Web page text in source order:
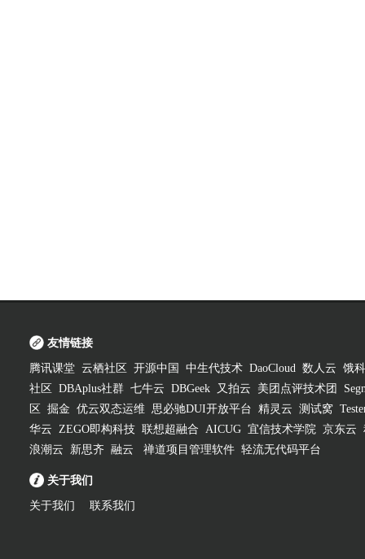
友情链接
腾讯课堂 云栖社区 开源中国 中生代技术 DaoCloud 数人云 饿
社区
DBAplus社群 七牛云 DBGeek 又拍云 美团点评技术团
区
掘金 优云双态运维 思必驰DUI开放平台 精灵云 测试窝
华云 ZEGO即构科技 联想超融合 AICUG 宜信技术学院 京东云
浪潮云
新思齐 融云 禅道项目管理软件 轻流无代码平台
关于我们
关于我们 联系我们